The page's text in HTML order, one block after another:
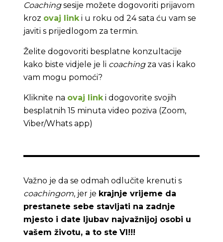
Coachingsesije možete dogovoriti prijavom
kroz ovaj linki u roku od 24 sata ću vam se
javiti s prijedlogom za termin.
Želite dogovoriti besplatne konzultacije
kako biste vidjele je li coachingza vas i kako
vam mogu pomoći?
Kliknite na ovaj linki dogovorite svojih
besplatnih 15 minuta video poziva (Zoom,
Viber/Whats app)
Važno je da se odmah odlučite krenuti s
coachingom, jer je krajnje vrijeme da
prestanete sebe stavljati na zadnje
mjesto i date ljubav najvažnijoj osobi u
vašem životu, a to ste VI!!!